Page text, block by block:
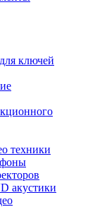
ключей
техники
акустики